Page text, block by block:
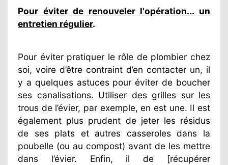
Pour éviter de renouveler l'opération... un
entretien régulier.
Pour éviter pratiquer le rôle de plombier chez
soi, voire d’être contraint d’en contacter un, il
y a quelques astuces pour éviter de boucher
ses canalisations. Utiliser des grilles sur les
trous de l’évier, par exemple, en est une. Il est
également plus prudent de jeter les résidus
de ses plats et autres casseroles dans la
poubelle (ou au compost) avant de les mettre
dans l’évier. Enfin, il de [récupérer